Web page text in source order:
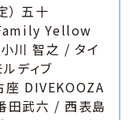
） 五十
Yellow
川 智之 / タイ
ディブ
DIVEKOOZA
田武六 / 西表島